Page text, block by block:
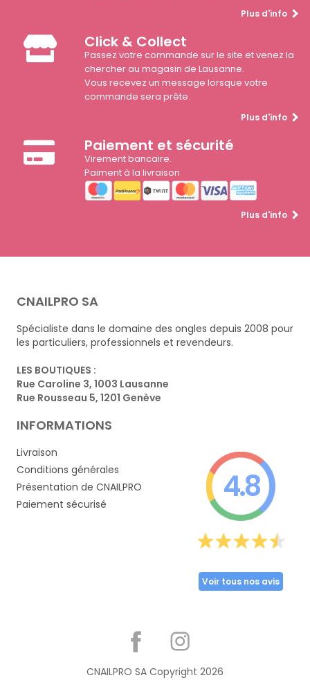
Plus d'info
Click & Collect
Passez votre commande sur le site et venez la
chercher au magasin de Lausanne.
Vous recevez un message lorsque votre
commande sera prête.
Plus d'info
Paiement et sécurité
Virement bancaire.
Paiment à la livraison
Plus d'info
CNAILPRO SA
Spécialiste dans le domaine des ongles depuis 2008 pour
les particuliers, professionnels et revendeurs.
LES BOUTIQUES :
Rue Caroline 3, 1003 Lausanne
Rue Rousseau 5, 1201 Genève
INFORMATIONS
Livraison
Conditions générales
Présentation de CNAILPRO
Paiement sécurisé
4.8
Voir tous nos avis
CNAILPRO SA Copyright 2026